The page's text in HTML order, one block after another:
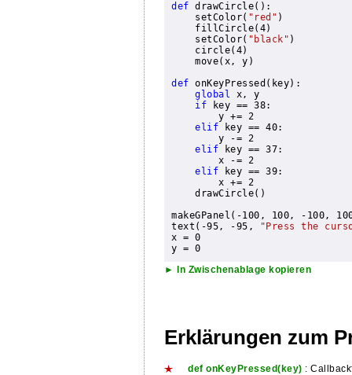
def drawCircle():
    setColor(
"red" )
    fillCircle(4)
    setColor(
"black" )
    circle(4)
    move(x, y)
def onKeyPressed(key):
global x, y
if key == 38:
        y += 2
elif key == 40:
        y -= 2
elif key == 37:
        x -= 2
elif key == 39:
        x += 2
    drawCircle()
makeGPanel(-100, 100, -100,
text(-95, -95,
"Press the
x = 0
► In Zwischenablage kopieren
Erklärungen zum
def onKeyPressed(key) :